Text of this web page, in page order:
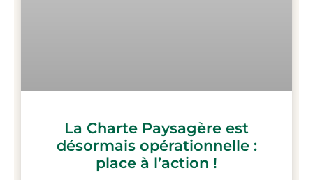
La Charte Paysagère est
désormais opérationnelle :
place à l’action !